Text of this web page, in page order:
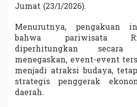
Jumat (23/1/2026).
Menurutnya, pengakuan
bahwa pariwisata
diperhitungkan
menegaskan, event-event
menjadi atraksi budaya,
strategis penggerak
daerah.